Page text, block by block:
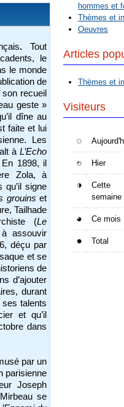
. Tout
le
le monde
de
recueil
geste »
dîne au
faite et lui
Les
àL’Echo
1898, il
Zola, à
qu’il signe
grouins et
Tailhade
(Le
assouvir
déçu par
et se
de
d’ajouter
durant
talents
et qu’il
dans
par un
parisienne
Joseph
se
hommes et
Thèmes et
Oeuvres
Articles
Thèmes et
Visiteurs
Hier
Cette
semaine
Ce mois
Total